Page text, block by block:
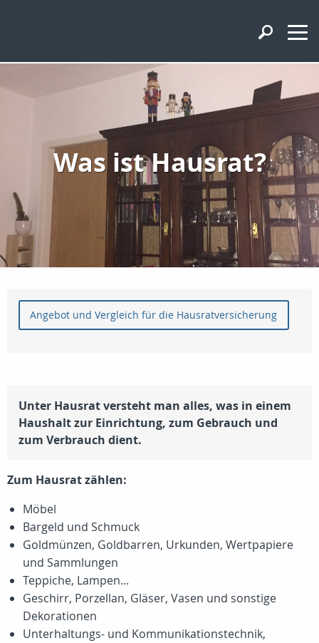
Was ist Hausrat?
Angebot und Vergleich für die Hausratversicherung
Unter Hausrat versteht man alles, was in einem
Haushalt zur Einrichtung, zum Gebrauch und
zum Verbrauch dient.
Zum Hausrat zählen:
Möbel
Bargeld und Schmuck
Goldmünzen, Goldbarren, Urkunden, Wertpapiere
und Sammlungen
Teppiche, Lampen...
Geschirr, Porzellan, Gläser, Vasen und sonstige
Dekorationen
Unterhaltungs- und Kommunikationstechnik,